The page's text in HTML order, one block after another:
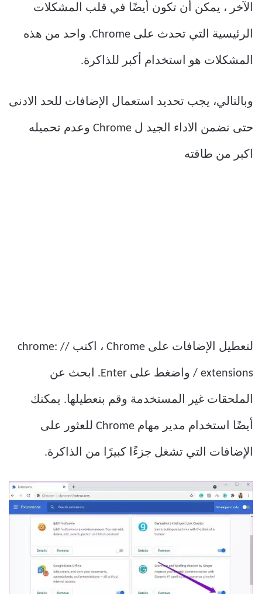
الآخر ، يمكن أن تكون أيضًا في قلب المشكلات
الرئيسية التي تحدث على Chrome. واحد من هذه
المشكلات هو استخدام أكبر للذاكرة.
وبالتالي، يجب تحديد استعمال الإضافات للحد الادنى
حتى نضمن الاداء الجيد ل Chrome وعدم تحميله
اكبر من طاقته
لتعطيل الإضافات على Chrome ، اكتب chrome: //
extensions / واضغط على Enter. ابحث عن
الملحقات غير المستخدمة وقم بتعطيلها. يمكنك
أيضًا استخدام مدير مهام Chrome للعثور على
الإضافات التي تشغل جزءًا كبيرًا من الذاكرة.